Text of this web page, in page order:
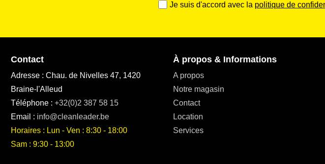
Je suis d'accord avec la politique de
Contact
Adresse : Chau. de Nivelles 47, 1420
Braine-l'Alleud
Téléphone : +32(0)2 387 58 15
Email : info@cleanleader.be
Horaires : Lun - Ven : 8:30 - 18:00
Sam : 9:30 - 13:00
À propos & Informations
A propos
Notre magasin
Contact
Location
Services